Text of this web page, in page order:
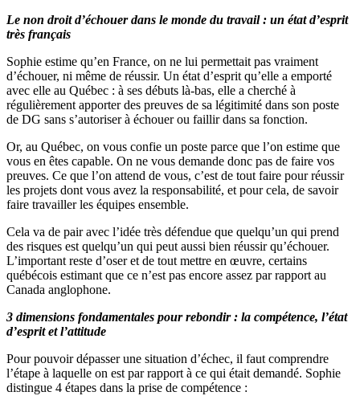
Le non droit d’échouer dans le monde du travail : un état d’esprit
très français
Sophie estime qu’en France, on ne lui permettait pas vraiment
d’échouer, ni même de réussir. Un état d’esprit qu’elle a emporté
avec elle au Québec : à ses débuts là-bas, elle a cherché à
régulièrement apporter des preuves de sa légitimité dans son poste
de DG sans s’autoriser à échouer ou faillir dans sa fonction.
Or, au Québec, on vous confie un poste parce que l’on estime que
vous en êtes capable. On ne vous demande donc pas de faire vos
preuves. Ce que l’on attend de vous, c’est de tout faire pour réussir
les projets dont vous avez la responsabilité, et pour cela, de savoir
faire travailler les équipes ensemble.
Cela va de pair avec l’idée très défendue que quelqu’un qui prend
des risques est quelqu’un qui peut aussi bien réussir qu’échouer.
L’important reste d’oser et de tout mettre en œuvre, certains
québécois estimant que ce n’est pas encore assez par rapport au
Canada anglophone.
3 dimensions fondamentales pour rebondir : la compétence, l’état
d’esprit et l’attitude
Pour pouvoir dépasser une situation d’échec, il faut comprendre
l’étape à laquelle on est par rapport à ce qui était demandé. Sophie
distingue 4 étapes dans la prise de compétence :